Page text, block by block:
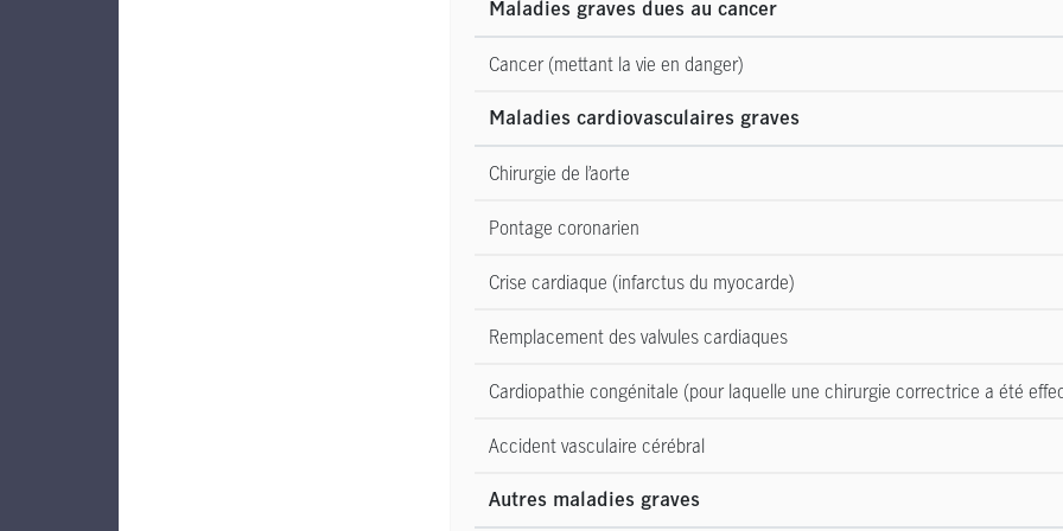
Maladies graves dues au cancer
Cancer (mettant la vie en danger)
Maladies cardiovasculaires graves
Chirurgie de l’aorte
Pontage coronarien
Crise cardiaque (infarctus du myocarde)
Remplacement des valvules cardiaques
Cardiopathie congénitale (pour laquelle une chirurgie correctrice a été
Accident vasculaire cérébral
Autres maladies graves